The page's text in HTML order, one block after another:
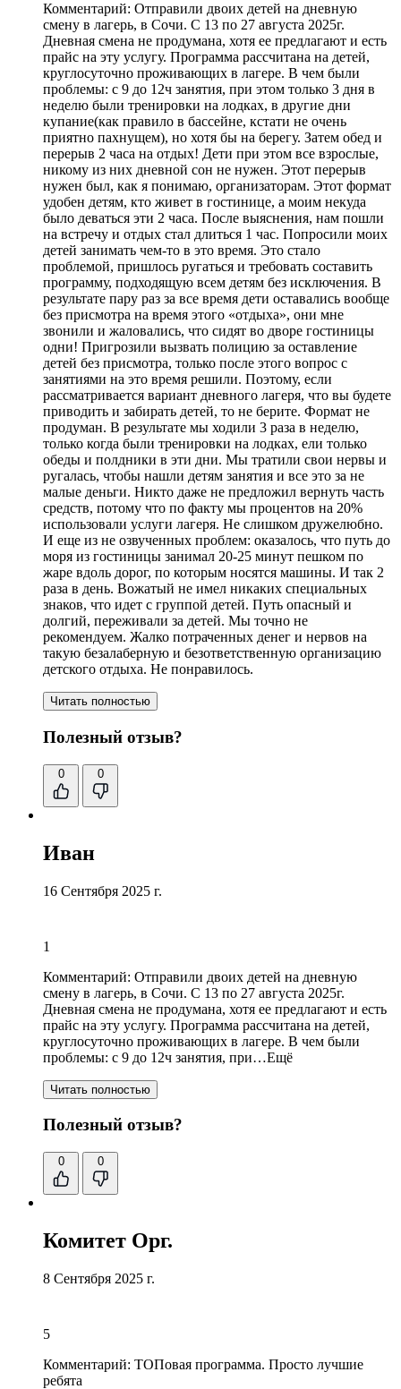
Комментарий: Отправили двоих детей на дневную
смену в лагерь, в Сочи. С 13 по 27 августа 2025г.
Дневная смена не продумана, хотя ее предлагают и есть
прайс на эту услугу. Программа рассчитана на детей,
круглосуточно проживающих в лагере. В чем были
проблемы: с 9 до 12ч занятия, при этом только 3 дня в
неделю были тренировки на лодках, в другие дни
купание(как правило в бассейне, кстати не очень
приятно пахнущем), но хотя бы на берегу. Затем обед и
перерыв 2 часа на отдых! Дети при этом все взрослые,
никому из них дневной сон не нужен. Этот перерыв
нужен был, как я понимаю, организаторам. Этот формат
удобен детям, кто живет в гостинице, а моим некуда
было деваться эти 2 часа. После выяснения, нам пошли
на встречу и отдых стал длиться 1 час. Попросили моих
детей занимать чем-то в это время. Это стало
проблемой, пришлось ругаться и требовать составить
программу, подходящую всем детям без исключения. В
результате пару раз за все время дети оставались вообще
без присмотра на время этого «отдыха», они мне
звонили и жаловались, что сидят во дворе гостиницы
одни! Пригрозили вызвать полицию за оставление
детей без присмотра, только после этого вопрос с
занятиями на это время решили. Поэтому, если
рассматривается вариант дневного лагеря, что вы будете
приводить и забирать детей, то не берите. Формат не
продуман. В результате мы ходили 3 раза в неделю,
только когда были тренировки на лодках, ели только
обеды и полдники в эти дни. Мы тратили свои нервы и
ругалась, чтобы нашли детям занятия и все это за не
малые деньги. Никто даже не предложил вернуть часть
средств, потому что по факту мы процентов на 20%
использовали услуги лагеря. Не слишком дружелюбно.
И еще из не озвученных проблем: оказалось, что путь до
моря из гостиницы занимал 20-25 минут пешком по
жаре вдоль дорог, по которым носятся машины. И так 2
раза в день. Вожатый не имел никаких специальных
знаков, что идет с группой детей. Путь опасный и
долгий, переживали за детей. Мы точно не
рекомендуем. Жалко потраченных денег и нервов на
такую безалаберную и безответственную организацию
детского отдыха. Не понравилось.
Читать полностью
Полезный отзыв?
0 0
Иван
16 Сентября 2025 г.
1
Комментарий: Отправили двоих детей на дневную
смену в лагерь, в Сочи. С 13 по 27 августа 2025г.
Дневная смена не продумана, хотя ее предлагают и есть
прайс на эту услугу. Программа рассчитана на детей,
круглосуточно проживающих в лагере. В чем были
проблемы: с 9 до 12ч занятия, при…Ещё
Читать полностью
Полезный отзыв?
0 0
Комитет Орг.
8 Сентября 2025 г.
5
Комментарий: ТОПовая программа. Просто лучшие
ребята